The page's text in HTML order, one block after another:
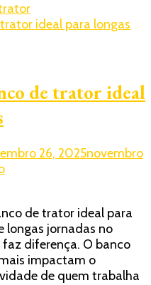
de trator ideal
26, 2025novembro
em
o
banco
de
trator
ideal
de trator ideal para
longas jornadas no
diferença. O banco
impactam o
de quem trabalha